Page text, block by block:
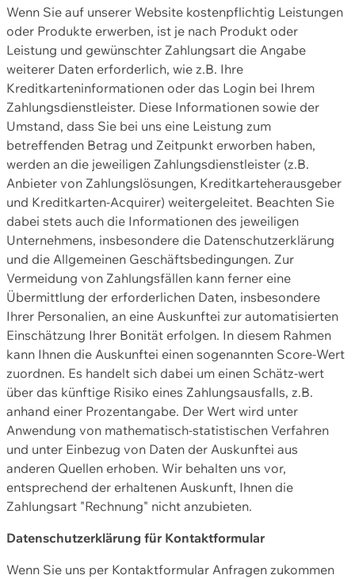
Wenn Sie auf unserer Website kostenpflichtig Leistungen
oder Produkte erwerben, ist je nach Produkt oder
Leistung und gewünschter Zahlungsart die Angabe
weiterer Daten erforderlich, wie z.B. Ihre
Kreditkarteninformationen oder das Login bei Ihrem
Zahlungsdienstleister. Diese Informationen sowie der
Umstand, dass Sie bei uns eine Leistung zum
betreffenden Betrag und Zeitpunkt erworben haben,
werden an die jeweiligen Zahlungsdienstleister (z.B.
Anbieter von Zahlungslösungen, Kreditkarteherausgeber
und Kreditkarten-Acquirer) weitergeleitet. Beachten Sie
dabei stets auch die Informationen des jeweiligen
Unternehmens, insbesondere die Datenschutzerklärung
und die Allgemeinen Geschäftsbedingungen. Zur
Vermeidung von Zahlungsfällen kann ferner eine
Übermittlung der erforderlichen Daten, insbesondere
Ihrer Personalien, an eine Auskunftei zur automatisierten
Einschätzung Ihrer Bonität erfolgen. In diesem Rahmen
kann Ihnen die Auskunftei einen sogenannten Score-Wert
zuordnen. Es handelt sich dabei um einen Schätz-wert
über das künftige Risiko eines Zahlungsausfalls, z.B.
anhand einer Prozentangabe. Der Wert wird unter
Anwendung von mathematisch-statistischen Verfahren
und unter Einbezug von Daten der Auskunftei aus
anderen Quellen erhoben. Wir behalten uns vor,
entsprechend der erhaltenen Auskunft, Ihnen die
Zahlungsart "Rechnung" nicht anzubieten.
Datenschutzerklärung für Kontaktformular
Wenn Sie uns per Kontaktformular Anfragen zukommen